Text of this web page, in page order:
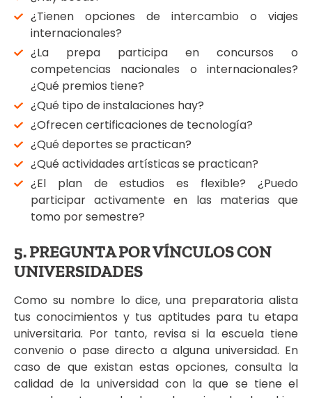
¿Tienen opciones de intercambio o viajes
internacionales?
¿La prepa participa en concursos o
competencias nacionales o internacionales?
¿Qué premios tiene?
¿Qué tipo de instalaciones hay?
¿Ofrecen certificaciones de tecnología?
¿Qué deportes se practican?
¿Qué actividades artísticas se practican?
¿El plan de estudios es flexible? ¿Puedo
participar activamente en las materias que
tomo por semestre?
5. PREGUNTA POR VÍNCULOS CON
UNIVERSIDADES
Como su nombre lo dice, una preparatoria alista
tus conocimientos y tus aptitudes para tu etapa
universitaria. Por tanto, revisa si la escuela tiene
convenio o pase directo a alguna universidad. En
caso de que existan estas opciones, consulta la
calidad de la universidad con la que se tiene el